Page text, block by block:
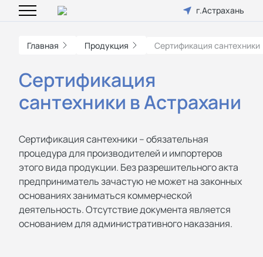
г.Астрахань
Главная Продукция Сертификация сантехники
Сертификация
сантехники в Астрахани
Сертификация сантехники – обязательная
процедура для производителей и импортеров
этого вида продукции. Без разрешительного акта
предприниматель зачастую не может на законных
основаниях заниматься коммерческой
деятельность. Отсутствие документа является
основанием для административного наказания.